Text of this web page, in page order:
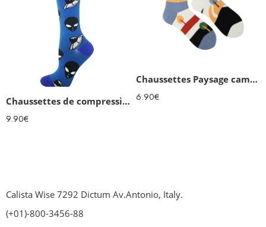
Chaussettes de compression Aliens
9.90€
Chaussettes Paysage campagne dépareillées
6.90€
Calista Wise 7292 Dictum Av.Antonio, Italy.
(+01)-800-3456-88